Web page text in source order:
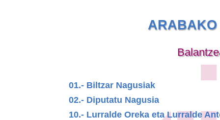
01.- Biltzar Nagusiak
02.- Diputatu Nagusia
10.- Lurralde Oreka eta Lurralde